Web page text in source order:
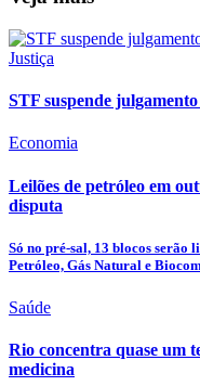
Justiça
STF suspende
Economia
Leilões de petróleo em
disputa
Só no pré-sal, 13 blocos serão
Petróleo, Gás Natural e
Saúde
Rio concentra quase um
medicina